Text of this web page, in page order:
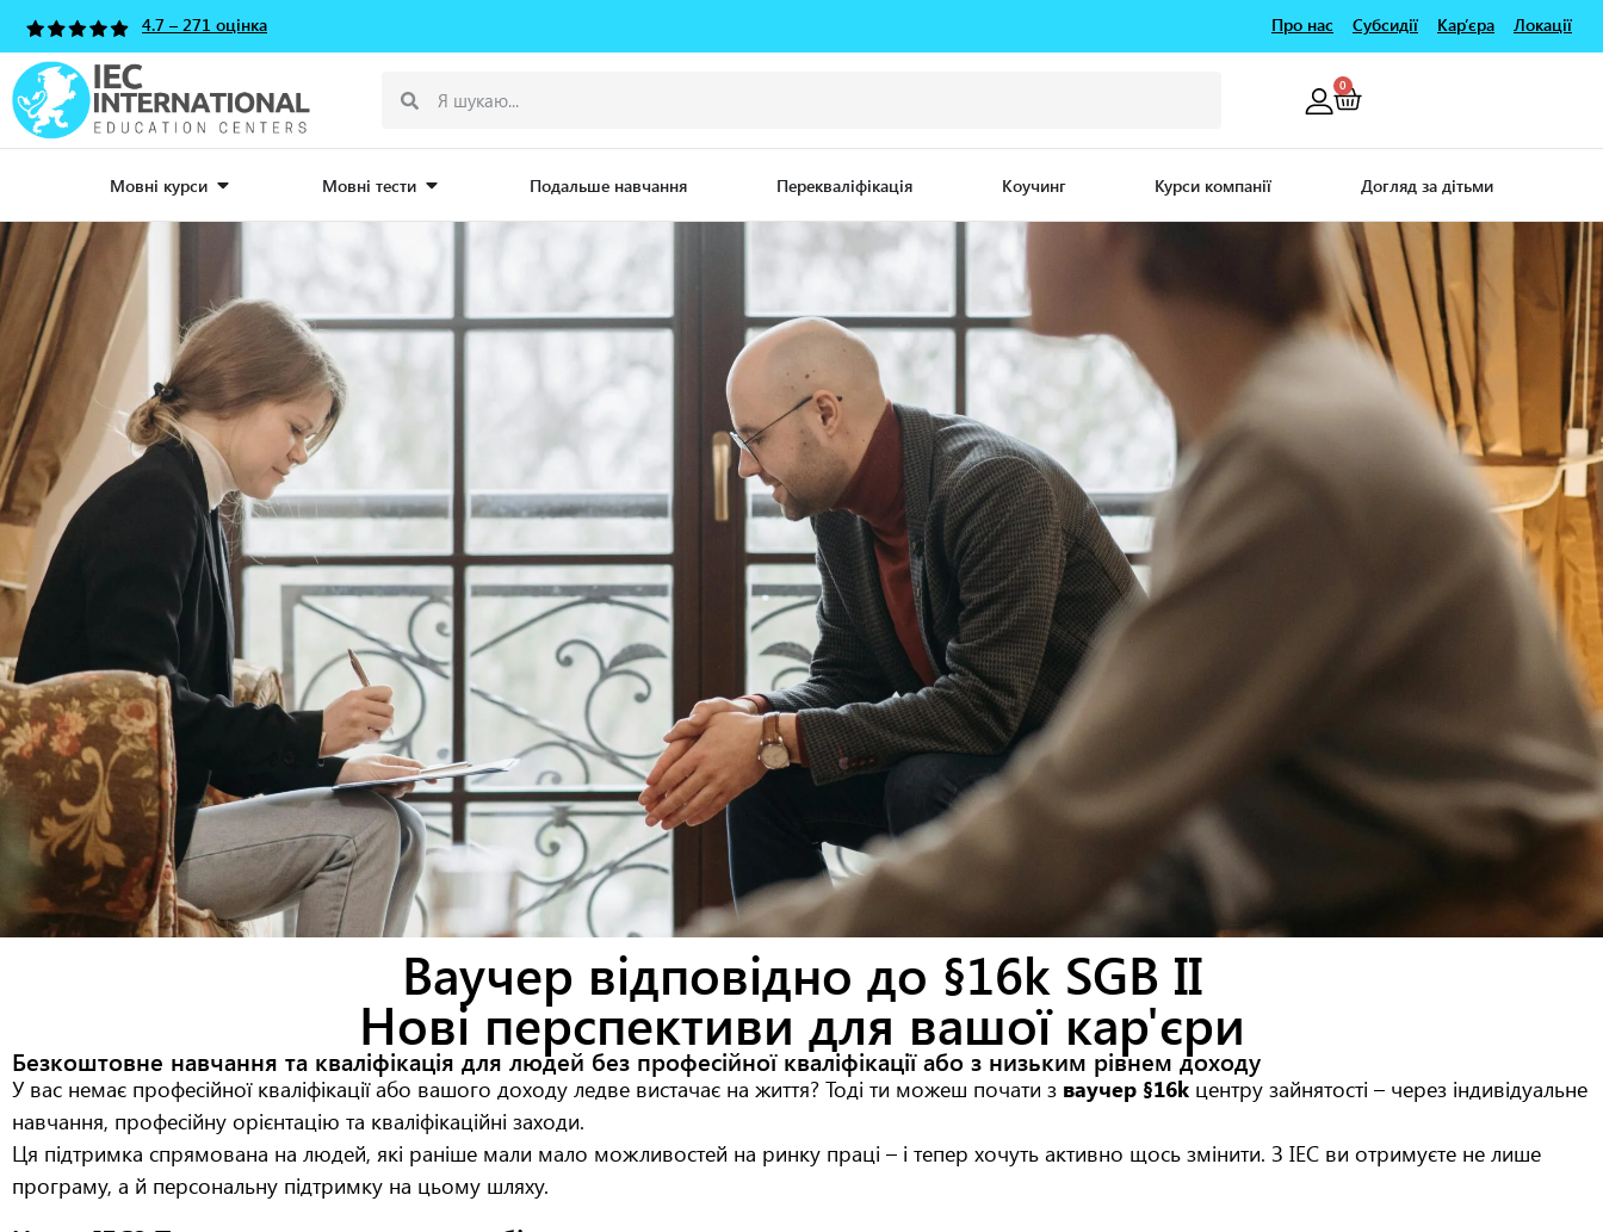
4.7 – 271 оцінка Про нас Субсидії Кар’єра Локації
0
Мовні курси Мовні тести Подальше навчання Перекваліфікація Коучинг Курси компанії Догляд за дітьми
Ваучер відповідно до §16k SGB II
Нові перспективи для вашої кар'єри
Безкоштовне навчання та кваліфікація для людей без професійної кваліфікації або з низьким рівнем доходу
У вас немає професійної кваліфікації або вашого доходу ледве вистачає на життя? Тоді ти можеш почати з ваучер §16k центру зайнятості – через індивідуальне
навчання, професійну орієнтацію та кваліфікаційні заходи.
Ця підтримка спрямована на людей, які раніше мали мало можливостей на ринку праці – і тепер хочуть активно щось змінити. З ІЕС ви отримуєте не лише
програму, а й персональну підтримку на цьому шляху.